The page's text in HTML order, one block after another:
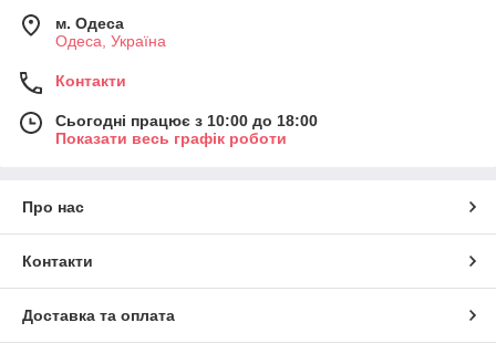
м. Одеса
Одеса, Україна
Контакти
Сьогодні працює з 10:00 до 18:00
Показати весь графік роботи
Про нас
Контакти
Доставка та оплата